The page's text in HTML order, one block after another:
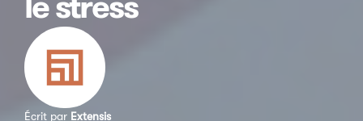
Écrit par Extensis